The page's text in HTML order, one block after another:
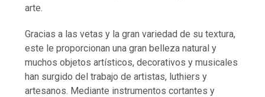
arte.
Gracias a las vetas y la gran variedad de su textura,
este le proporcionan una gran belleza natural y
muchos objetos artísticos, decorativos y musicales
han surgido del trabajo de artistas, luthiers y
artesanos. Mediante instrumentos cortantes y